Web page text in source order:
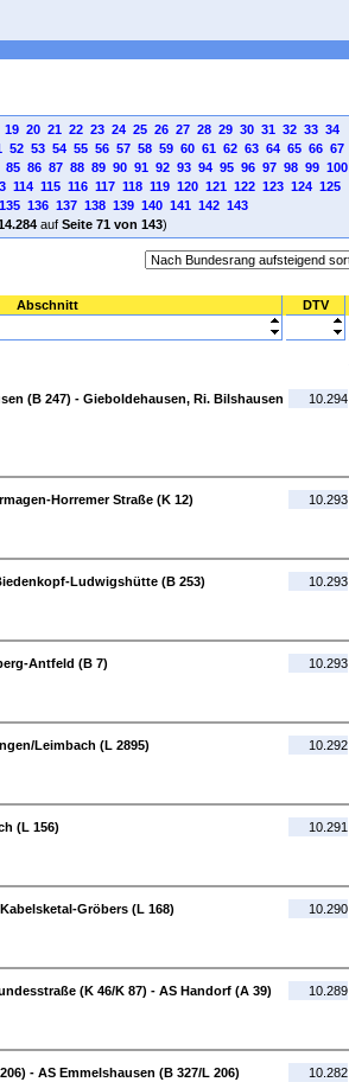
19 20 21 22 23 24 25 26 27 28 29 30 31 32 33 34
52 53 54 55 56 57 58 59 60 61 62 63 64 65 66 67
85 86 87 88 89 90 91 92 93 94 95 96 97 98 99 100
114 115 116 117 118 119 120 121 122 123 124 125
135 136 137 138 139 140 141 142 143
auf Seite 71 von 143)
Abschnitt DTV
(B 247) - Gieboldehausen, Ri. Bilshausen
10.294
Horremer Straße (K 12)
10.293
Ludwigshütte (B 253)
10.293
Antfeld (B 7)
10.293
Leimbach (L 2895)
10.292
(L 156)
10.291
Gröbers (L 168)
10.290
(K 46/K 87) - AS Handorf (A 39)
10.289
- AS Emmelshausen (B 327/L 206)
10.282